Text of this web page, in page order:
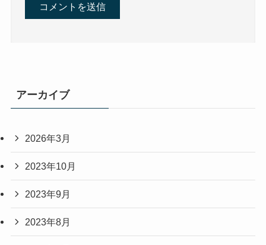
アーカイブ
2026年3月
2023年10月
2023年9月
2023年8月